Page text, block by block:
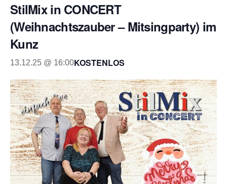
StilMix in CONCERT
(Weihnachtszauber – Mitsingparty) im
Kunz
13.12.25 @ 16:00KOSTENLOS